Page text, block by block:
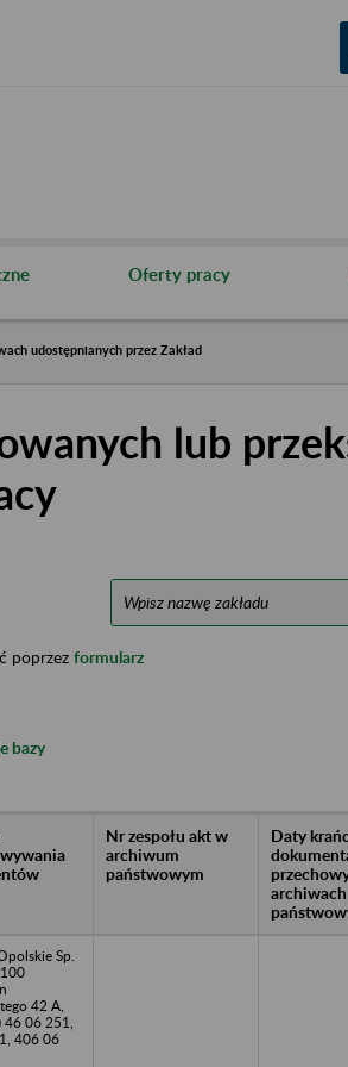
Oferty pracy
udostępnianych przez Zakład
lub
poprzez formularz
bazy
Nr zespołu akt w
archiwum
państwowym
Daty
archiwach
Sp.
42 A,
06 251,
406 06